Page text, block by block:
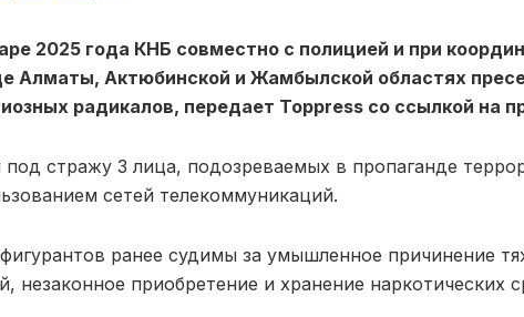
2025 года КНБ совместно с полицией и при
Алматы, Актюбинской и Жамбылской областях
радикалов, передает Toppress со ссылкой на
под стражу 3 лица, подозреваемых в пропаганде
сетей телекоммуникаций.
ранее судимы за умышленное причинение
незаконное приобретение и хранение наркотических